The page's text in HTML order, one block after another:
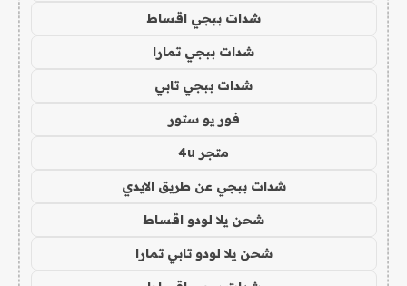
شدات ببجي اقساط
شدات ببجي تمارا
شدات ببجي تابي
فور يو ستور
متجر 4u
شدات ببجي عن طريق الايدي
شحن يلا لودو اقساط
شحن يلا لودو تابي تمارا